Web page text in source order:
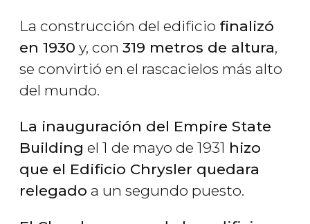
La construcción del edificio finalizó
en 1930 y, con 319 metros de altura,
se convirtió en el rascacielos más alto
del mundo.
La inauguración del Empire State
Building el 1 de mayo de 1931 hizo
que el Edificio Chrysler quedara
relegado a un segundo puesto.